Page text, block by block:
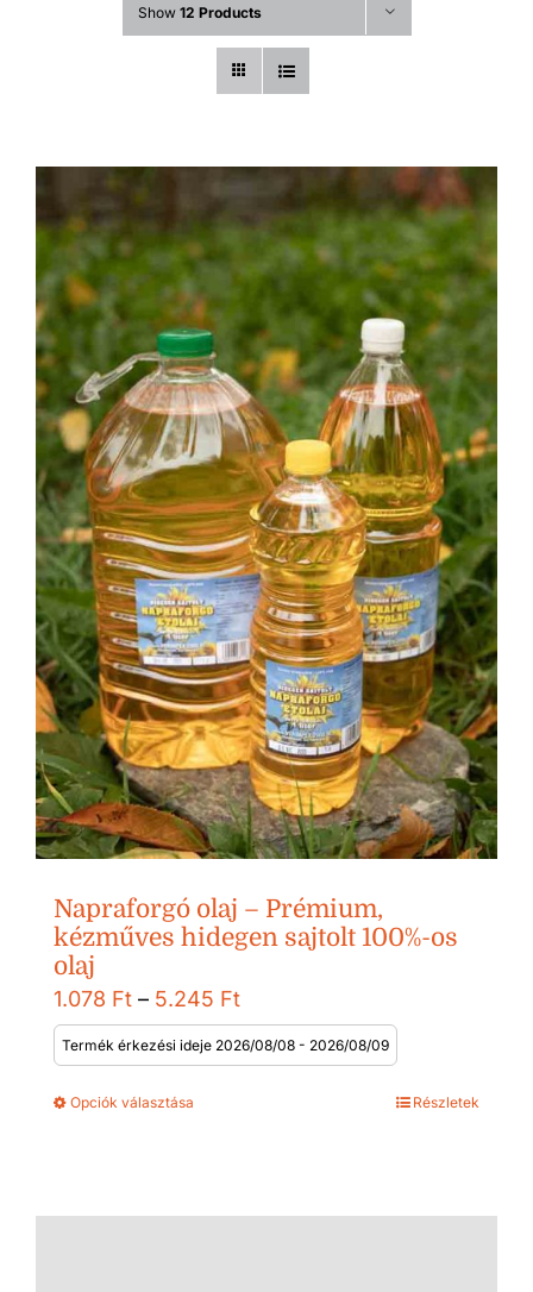
Show 12 Products
Napraforgó olaj – Prémium,
kézműves hidegen sajtolt 100%-os
olaj
1.078 Ft – 5.245 FtÁrtartomány:
1.078 Ft
-
Termék érkezési ideje 2026/08/08 - 2026/08/09
Opciók választása Részletek